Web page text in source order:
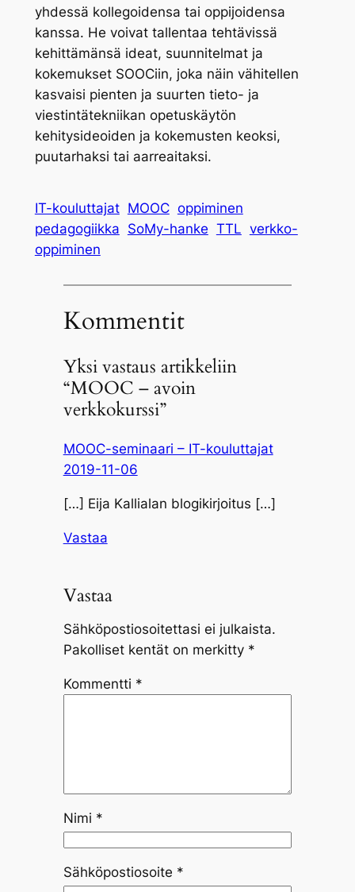
yhdessä kollegoidensa tai oppijoidensa
kanssa. He voivat tallentaa tehtävissä
kehittämänsä ideat, suunnitelmat ja
kokemukset SOOCiin, joka näin vähitellen
kasvaisi pienten ja suurten tieto- ja
viestintätekniikan opetuskäytön
kehitysideoiden ja kokemusten keoksi,
puutarhaksi tai aarreaitaksi.
IT-kouluttajat MOOC oppiminen
pedagogiikka SoMy-hanke TTL verkko-
oppiminen
Kommentit
Yksi vastaus artikkeliin
“MOOC – avoin
verkkokurssi”
MOOC-seminaari – IT-kouluttajat
2019-11-06
[…] Eija Kallialan blogikirjoitus […]
Vastaa
Vastaa
Sähköpostiosoitettasi ei julkaista.
Pakolliset kentät on merkitty *
Kommentti *
Nimi *
Sähköpostiosoite *